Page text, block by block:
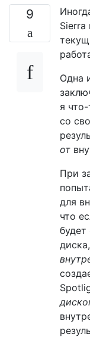
9
Sierra
Одна
я
со
от
При
для
что
будет
диска,